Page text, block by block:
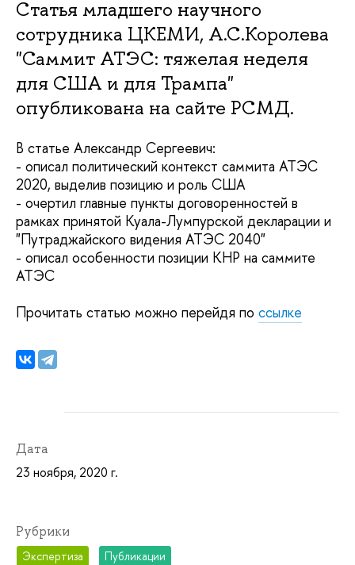
Статья младшего научного
сотрудника ЦКЕМИ, А.С.Королева
"Саммит АТЭС: тяжелая неделя
для США и для Трампа"
опубликована на сайте РСМД.
В статье Александр Сергеевич:
- описал политический контекст саммита АТЭС
2020, выделив позицию и роль США
- очертил главные пункты договоренностей в
рамках принятой Куала-Лумпурской декларации и
"Путраджайского видения АТЭС 2040"
- описал особенности позиции КНР на саммите
АТЭС
Прочитать статью можно перейдя по ссылке
Дата
23 ноября, 2020 г.
Рубрики
Экспертиза Публикации